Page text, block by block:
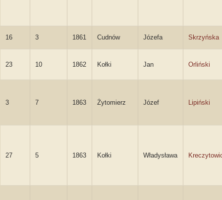
16 3 1861 Cudnów Józefa Skrzyńska
23 10 1862 Kołki Jan Orliński
3 7 1863 Żytomierz Józef Lipiński
27 5 1863 Kołki Władysława